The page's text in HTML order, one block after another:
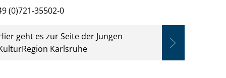
(0)721-35502-0
geht es zur Seite der Jungen
Karlsruhe